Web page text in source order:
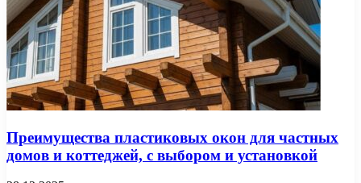
Преимущества пластиковых окон для частных
домов и коттеджей, с выбором и установкой